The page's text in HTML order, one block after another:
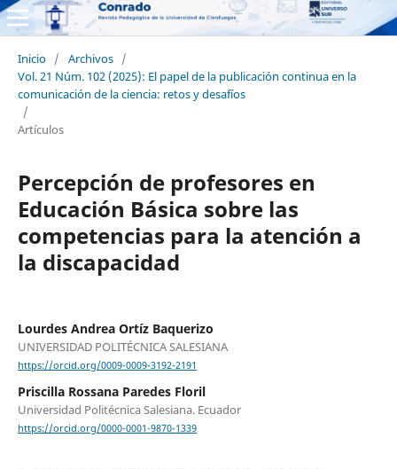
Inicio / Archivos /
Vol. 21 Núm. 102 (2025): El papel de la publicación continua en la
comunicación de la ciencia: retos y desafíos
/
Artículos
Percepción de profesores en
Educación Básica sobre las
competencias para la atención a
la discapacidad
Lourdes Andrea Ortíz Baquerizo
UNIVERSIDAD POLITÉCNICA SALESIANA
https://orcid.org/0009-0009-3192-2191
Priscilla Rossana Paredes Floril
Universidad Politécnica Salesiana. Ecuador
https://orcid.org/0000-0001-9870-1339